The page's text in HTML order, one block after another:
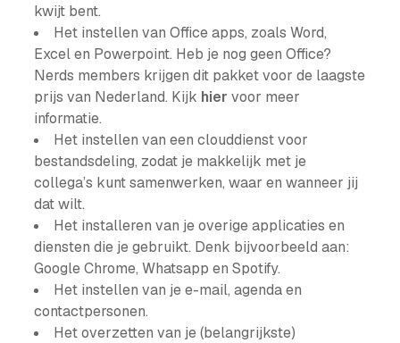
kwijt bent.
Het instellen van Office apps, zoals Word,
Excel en Powerpoint. Heb je nog geen Office?
Nerds members krijgen dit pakket voor de laagste
prijs van Nederland. Kijk hier voor meer
informatie.
Het instellen van een clouddienst voor
bestandsdeling, zodat je makkelijk met je
collega’s kunt samenwerken, waar en wanneer jij
dat wilt.
Het installeren van je overige applicaties en
diensten die je gebruikt. Denk bijvoorbeeld aan:
Google Chrome, Whatsapp en Spotify.
Het instellen van je e-mail, agenda en
contactpersonen.
Het overzetten van je (belangrijkste)